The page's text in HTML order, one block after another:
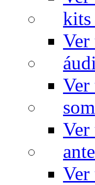
kits
Ver
Ver
som
Ver
Ver